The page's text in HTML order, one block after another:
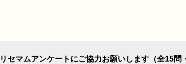
リセマムアンケートにご協力お願いします（全15問